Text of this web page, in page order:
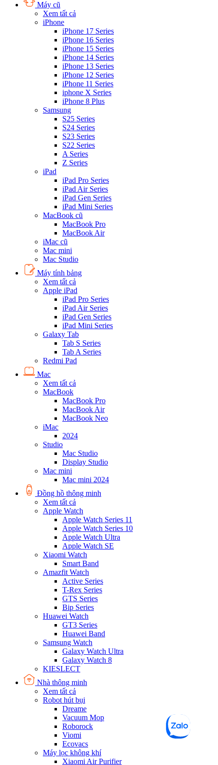
Máy cũ
Xem tất cả
iPhone
iPhone 17 Series
iPhone 16 Series
iPhone 15 Series
iPhone 14 Series
iPhone 13 Series
iPhone 12 Series
iPhone 11 Series
iphone X Series
iPhone 8 Plus
Samsung
S25 Series
S24 Series
S23 Series
S22 Series
A Series
Z Series
iPad
iPad Pro Series
iPad Air Series
iPad Gen Series
iPad Mini Series
MacBook cũ
MacBook Pro
MacBook Air
iMac cũ
Mac mini
Mac Studio
Máy tính bảng
Xem tất cả
Apple iPad
iPad Pro Series
iPad Air Series
iPad Gen Series
iPad Mini Series
Galaxy Tab
Tab S Series
Tab A Series
Redmi Pad
Mac
Xem tất cả
MacBook
MacBook Pro
MacBook Air
MacBook Neo
iMac
2024
Studio
Mac Studio
Display Studio
Mac mini
Mac mini 2024
Đồng hồ thông minh
Xem tất cả
Apple Watch
Apple Watch Series 11
Apple Watch Series 10
Apple Watch Ultra
Apple Watch SE
Xiaomi Watch
Smart Band
Amazfit Watch
Active Series
T-Rex Series
GTS Series
Bip Series
Huawei Watch
GT3 Series
Huawei Band
Samsung Watch
Galaxy Watch Ultra
Galaxy Watch 8
KIESLECT
Nhà thông minh
Xem tất cả
Robot hút bụi
Dreame
Vacuum Mop
Roborock
Viomi
Ecovacs
Máy lọc không khí
Xiaomi Air Purifier